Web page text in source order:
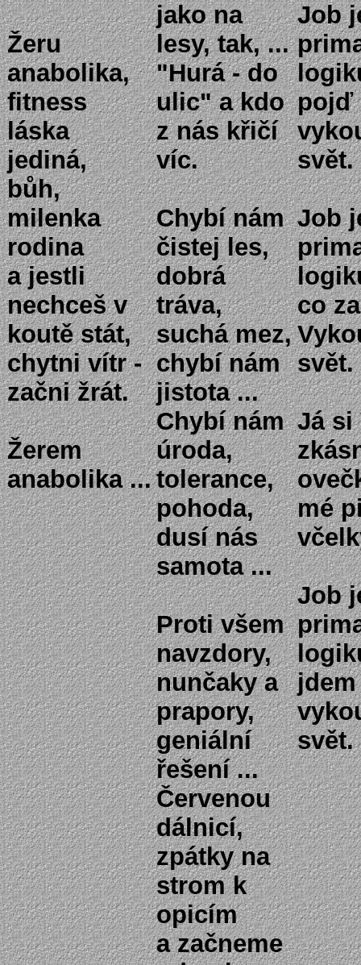
Žeru
anabolika,
fitness
láska
jediná,
bůh,
milenka
rodina
a jestli
nechceš v
koutě stát,
chytni vítr -
začni žrát.
Žerem
anabolika ...
jako na
lesy, tak, ...
"Hurá - do
ulic" a kdo
z nás křičí
víc.
Chybí nám
čistej les,
dobrá
tráva,
suchá mez,
chybí nám
jistota ...
Chybí nám
úroda,
tolerance,
pohoda,
dusí nás
samota ...
Proti všem
navzdory,
nunčaky a
prapory,
geniální
řešení ...
Červenou
dálnicí,
zpátky na
strom k
opicím
a začneme
Job
pojď
svět.
Job
co
svět.
Já si
mé
Job
svět.